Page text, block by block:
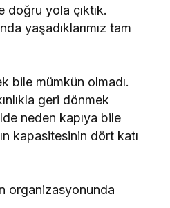
doğru yola çıktık.
yaşadıklarımız tam
bile mümkün olmadı.
geri dönmek
neden kapıya bile
kapasitesinin dört katı
organizasyonunda